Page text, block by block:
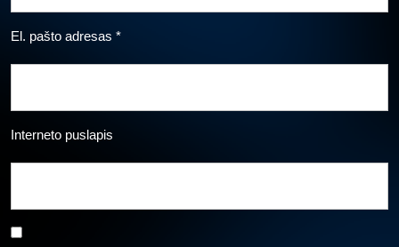
El. pašto adresas *
Interneto puslapis